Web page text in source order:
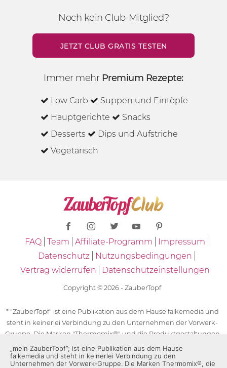
Noch kein Club-Mitglied?
JETZT CLUB GRATIS TESTEN
Immer mehr Premium Rezepte:
Low Carb
Suppen und Eintöpfe
Hauptgerichte
Snacks
Desserts
Dips und Aufstriche
Vegetarisch
FAQ Team Affiliate-Programm
Impressum
Datenschutz
Nutzungsbedingungen
Vertrag widerrufen
Datenschutzeinstellungen
Copyright © 2026 - ZauberTopf
* "ZauberTopf" ist eine Publikation aus dem Hause falkemedia und
steht in keinerlei Verbindung zu den Unternehmen der Vorwerk-
Gruppe. Die Marken "Thermomix®" und die Produktgestaltungen
des "Thermomix®" sind eingetragene Marken der Unternehmen
der Vorwerk-Gruppe. Die Marken Thermomix®, die Zeichen TM5®,
„mein ZauberTopf”; ist eine Publikation aus dem Hause
falkemedia und steht in keinerlei Verbindung zu den
Unternehmen der Vorwerk-Gruppe. Die Marken Thermomix®, die